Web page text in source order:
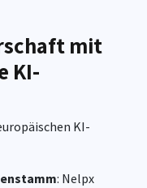
mit
KI-
KI-
: Nelpx